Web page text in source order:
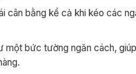
cân bằng kể cả khi kéo các
một bức tường ngăn cách,